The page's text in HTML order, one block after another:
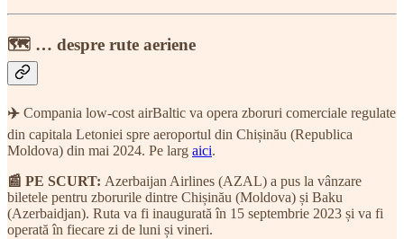
🗺 … despre rute aeriene
✈️ Compania low-cost airBaltic va opera zboruri comerciale regulate
din capitala Letoniei spre aeroportul din Chișinău (Republica
Moldova) din mai 2024. Pe larg aici.
📰 PE SCURT: Azerbaijan Airlines (AZAL) a pus la vânzare
biletele pentru zborurile dintre Chișinău (Moldova) și Baku
(Azerbaidjan). Ruta va fi inaugurată în 15 septembrie 2023 și va fi
operată în fiecare zi de luni și vineri.